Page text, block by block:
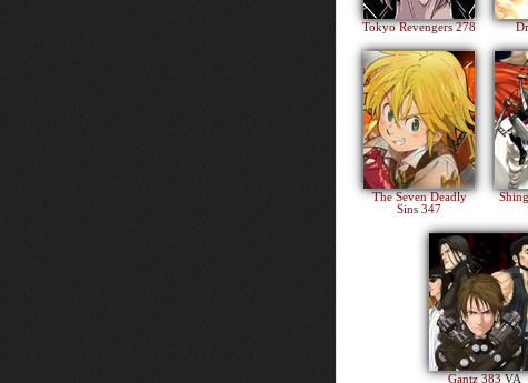
Tokyo Revengers 278
The Seven Deadly
Sins 347
Gantz 383VA